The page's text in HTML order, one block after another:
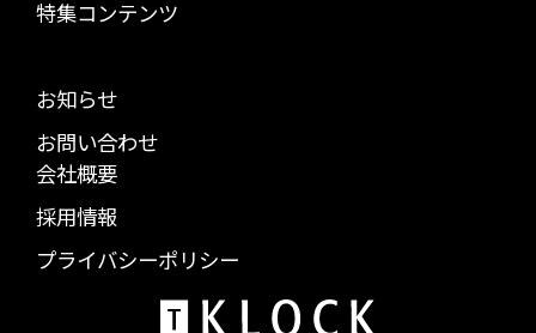
特集コンテンツ
お知らせ
お問い合わせ
会社概要
採用情報
プライバシーポリシー